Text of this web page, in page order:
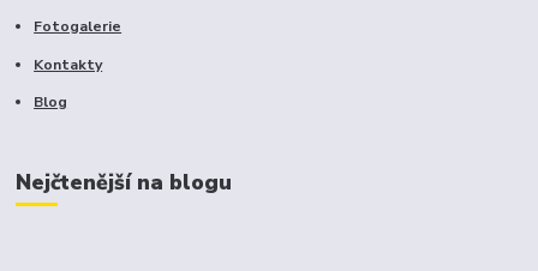
Fotogalerie
Kontakty
Blog
Nejčtenější na blogu